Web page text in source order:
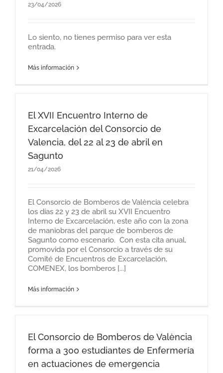
23/04/2026
Lo siento, no tienes permiso para ver esta
entrada.
Más información
El XVII Encuentro Interno de
Excarcelación del Consorcio de
Valencia, del 22 al 23 de abril en
Sagunto
21/04/2026
El Consorcio de Bomberos de València celebra
los días 22 y 23 de abril su XVII Encuentro
Interno de Excarcelación, este año con la zona
de maniobras del parque de bomberos de
Sagunto como escenario. Con esta cita anual,
promovida por el Consorcio a través de su
Comité de Encuentros de Excarcelación,
COMENEX, los bomberos [...]
Más información
El Consorcio de Bomberos de València
forma a 300 estudiantes de Enfermería
en actuaciones de emergencia